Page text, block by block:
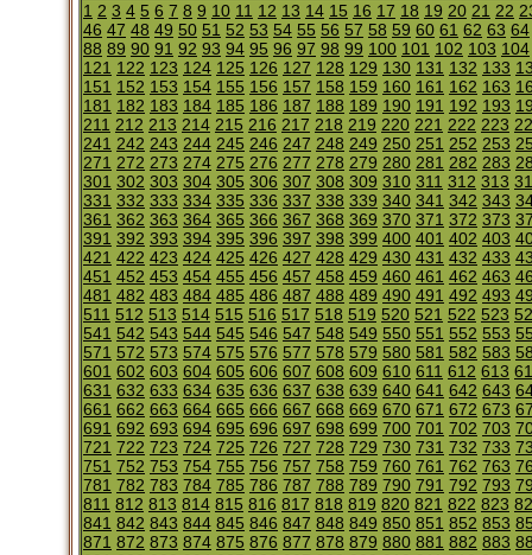
1 2 3 4 5 6 7 8 9 10 11 12 13 14 15 16 17 18 19 20 21 22
46 47 48 49 50 51 52 53 54 55 56 57 58 59 60 61 62 63 64
88 89 90 91 92 93 94 95 96 97 98 99 100 101 102 103 104
121 122 123 124 125 126 127 128 129 130 131 132 133
151 152 153 154 155 156 157 158 159 160 161 162 163
181 182 183 184 185 186 187 188 189 190 191 192 193
211 212 213 214 215 216 217 218 219 220 221 222 223
241 242 243 244 245 246 247 248 249 250 251 252 253
271 272 273 274 275 276 277 278 279 280 281 282 283
301 302 303 304 305 306 307 308 309 310 311 312 313
331 332 333 334 335 336 337 338 339 340 341 342 343
361 362 363 364 365 366 367 368 369 370 371 372 373
391 392 393 394 395 396 397 398 399 400 401 402 403
421 422 423 424 425 426 427 428 429 430 431 432 433
451 452 453 454 455 456 457 458 459 460 461 462 463
481 482 483 484 485 486 487 488 489 490 491 492 493
511 512 513 514 515 516 517 518 519 520 521 522 523
541 542 543 544 545 546 547 548 549 550 551 552 553
571 572 573 574 575 576 577 578 579 580 581 582 583
601 602 603 604 605 606 607 608 609 610 611 612 613
631 632 633 634 635 636 637 638 639 640 641 642 643
661 662 663 664 665 666 667 668 669 670 671 672 673
691 692 693 694 695 696 697 698 699 700 701 702 703
721 722 723 724 725 726 727 728 729 730 731 732 733
751 752 753 754 755 756 757 758 759 760 761 762 763
781 782 783 784 785 786 787 788 789 790 791 792 793
811 812 813 814 815 816 817 818 819 820 821 822 823
841 842 843 844 845 846 847 848 849 850 851 852 853
871 872 873 874 875 876 877 878 879 880 881 882 883